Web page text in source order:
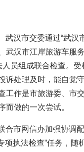
市交委通过“武汉
武汉市江岸旅游车服
员组成联合检查。
诉处理及时，能自觉
工作是市旅游委、市
而做的一次尝试。
市网信办加强协调配
项执法检查”任务，